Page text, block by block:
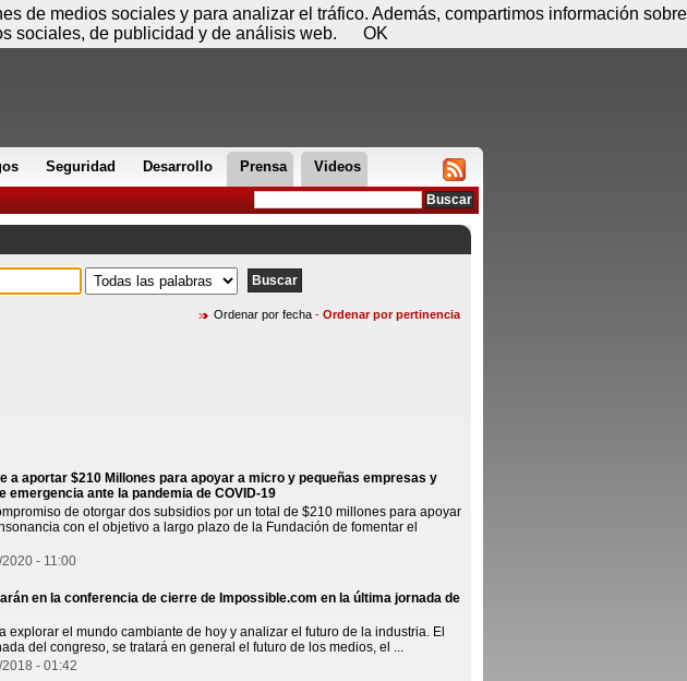
Seguridad Desarrollo Prensa Videos
Ordenar por fecha - Ordenar por pertinencia
a aportar $210 Millones para apoyar a micro y pequeñas empresas y
ante la pandemia de COVID-19
de otorgar dos subsidios por un total de $210 millones para apoyar
con el objetivo a largo plazo de la Fundación de fomentar el
- 11:00
en la conferencia de cierre de Impossible.com en la última jornada de
explorar el mundo cambiante de hoy y analizar el futuro de la industria. El
del congreso, se tratará en general el futuro de los medios, el ...
- 01:42
Viernes 07 de agosto - 13:26 Registrar Conectar
de medios sociales y para analizar el tráfico. Además, compartimos información sobre
sociales, de publicidad y de análisis web.
OK